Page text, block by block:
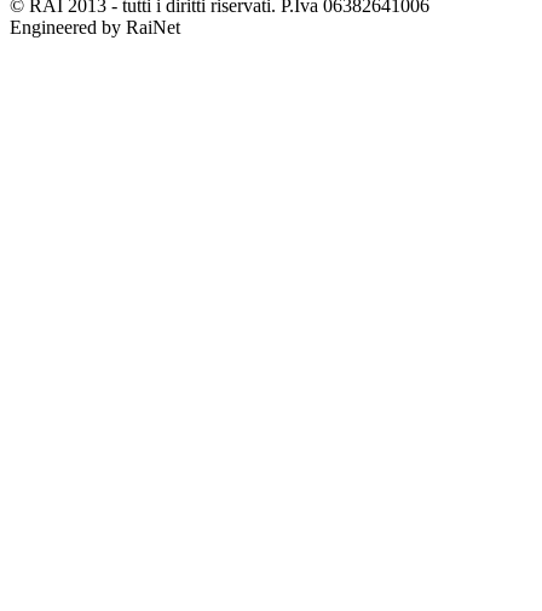
© RAI 2013 - tutti i diritti riservati. P.Iva 06382641006
Engineered by RaiNet